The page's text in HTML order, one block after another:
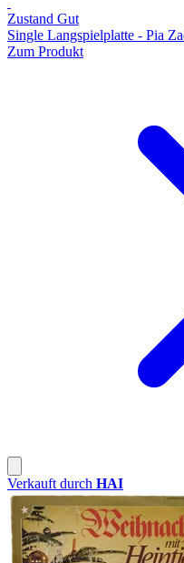
Zustand Gut
Single Langspielplatte - Pia
Zum Produkt
Verkauft durch HAI